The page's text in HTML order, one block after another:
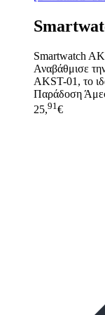
Smartwatch
Αναβάθμισε
AKST-01, το
Παράδοση
25,91 €